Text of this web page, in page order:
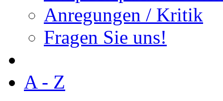
Anregungen / Kritik
Fragen Sie uns!
A - Z